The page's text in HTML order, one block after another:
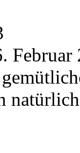
Februar